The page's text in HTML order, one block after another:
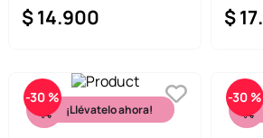
$14.900 $17.
-30 %
¡Llévatelo ahora!
-30 %